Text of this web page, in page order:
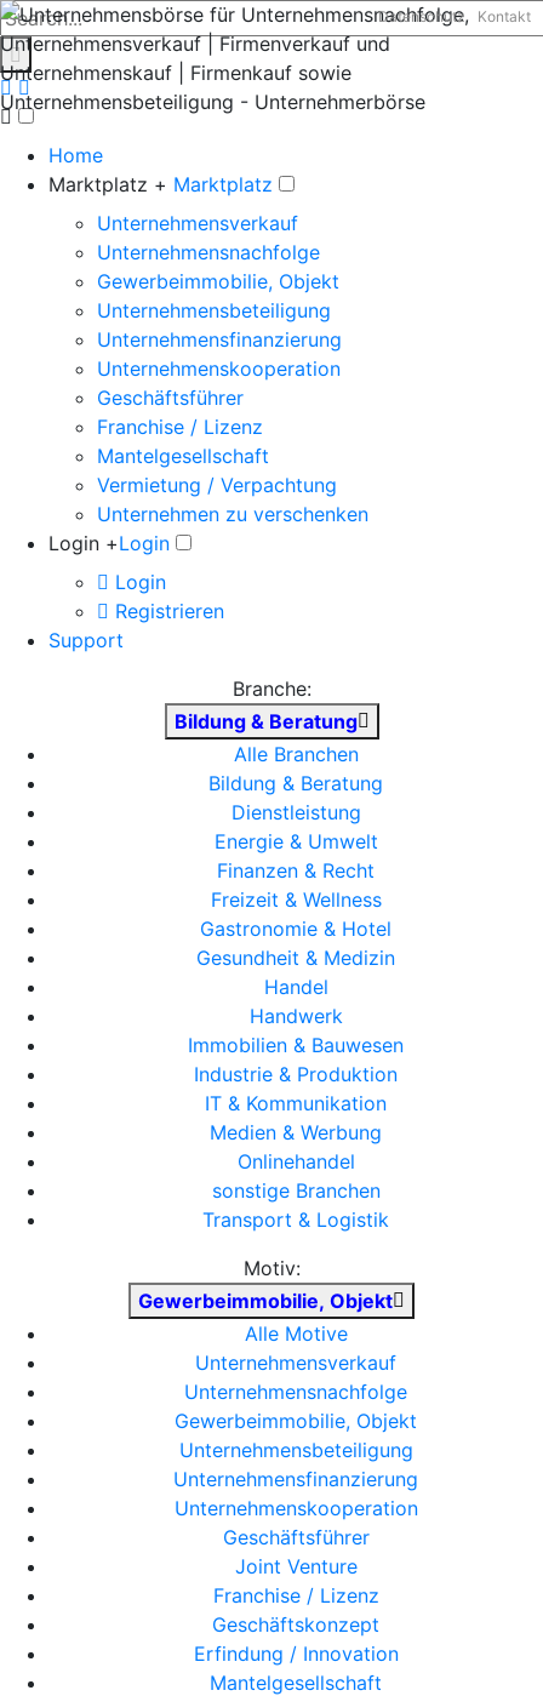
Datenschutz Kontakt
Home
Marktplatz + Marktplatz
Unternehmensverkauf
Unternehmensnachfolge
Gewerbeimmobilie, Objekt
Unternehmensbeteiligung
Unternehmensfinanzierung
Unternehmenskooperation
Geschäftsführer
Franchise / Lizenz
Mantelgesellschaft
Vermietung / Verpachtung
Unternehmen zu verschenken
Login +Login
Login
Registrieren
Support
Branche:
Bildung & Beratung
Alle Branchen
Bildung & Beratung
Dienstleistung
Energie & Umwelt
Finanzen & Recht
Freizeit & Wellness
Gastronomie & Hotel
Gesundheit & Medizin
Handel
Handwerk
Immobilien & Bauwesen
Industrie & Produktion
IT & Kommunikation
Medien & Werbung
Onlinehandel
sonstige Branchen
Transport & Logistik
Motiv:
Gewerbeimmobilie, Objekt
Alle Motive
Unternehmensverkauf
Unternehmensnachfolge
Gewerbeimmobilie, Objekt
Unternehmensbeteiligung
Unternehmensfinanzierung
Unternehmenskooperation
Geschäftsführer
Joint Venture
Franchise / Lizenz
Geschäftskonzept
Erfindung / Innovation
Mantelgesellschaft